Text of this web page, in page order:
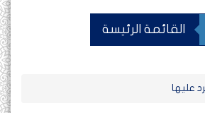
القائمة الرئيسة
عليها